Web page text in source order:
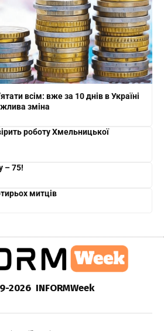
всім: вже за 10 днів в Україні
зміна
роботу Хмельницької
– 75!
митців
2026 INFORMWeek